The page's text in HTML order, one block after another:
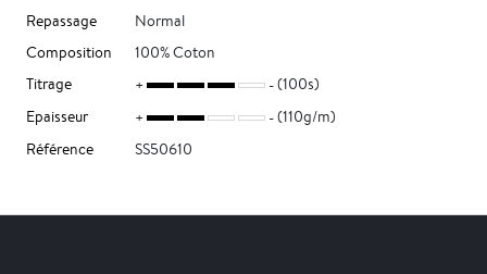
Repassage
Normal
Composition
100% Coton
Titrage
(100s)
Epaisseur
(110g/m)
Référence
SS50610